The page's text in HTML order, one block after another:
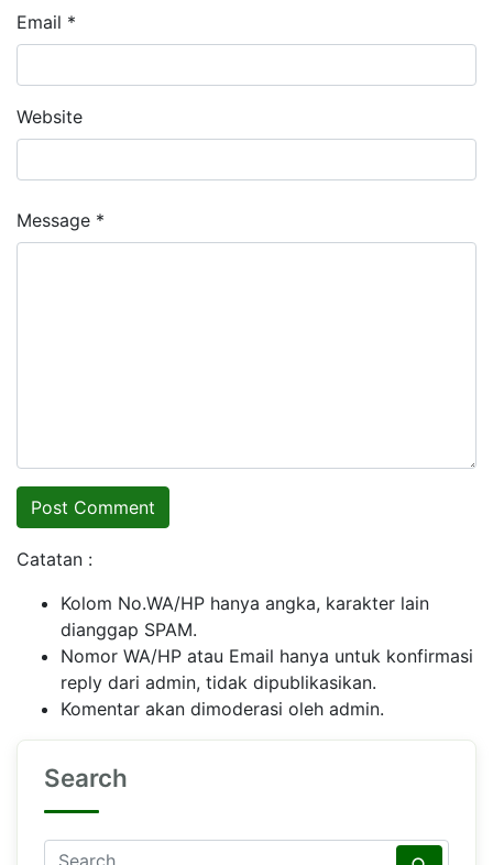
Email *
Website
Message *
Catatan :
Kolom No.WA/HP hanya angka, karakter lain
dianggap SPAM.
Nomor WA/HP atau Email hanya untuk konfirmasi
reply dari admin, tidak dipublikasikan.
Komentar akan dimoderasi oleh admin.
Search